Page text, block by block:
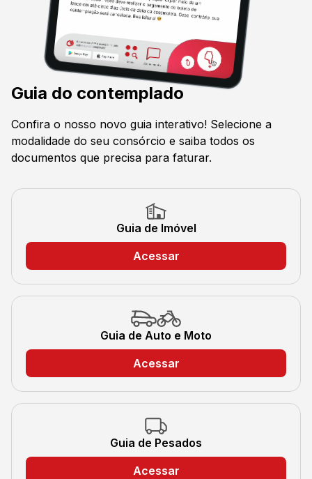
Guia do contemplado
Confira o nosso novo guia interativo! Selecione a
modalidade do seu consórcio e saiba todos os
documentos que precisa para faturar.
Guia de Imóvel
Acessar
Guia de Auto e Moto
Acessar
Guia de Pesados
Acessar